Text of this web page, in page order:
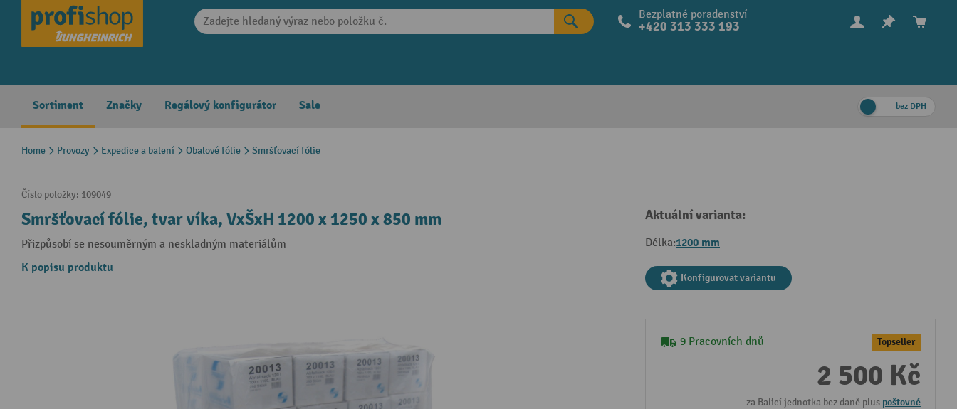
Skip to main navigation Bezplatné poradenství
+420 313 333 193
Sortiment Značky Regálový konfigurátor Sale bez DPH
Home Provozy Expedice a balení Obalové fólie Smršťovací fólie
Číslo položky: 109049
Smršťovací fólie, tvar víka, VxŠxH 1200 x 1250 x 850 mm
Přizpůsobí se nesouměrným a neskladným materiálům
K popisu produktu
Aktuální varianta:
Délka:1200 mm
Konfigurovat variantu
9 Pracovních dnů Topseller
2 500 Kč
za Balicí jednotka bez daně plus poštovné